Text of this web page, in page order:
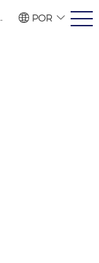
POR